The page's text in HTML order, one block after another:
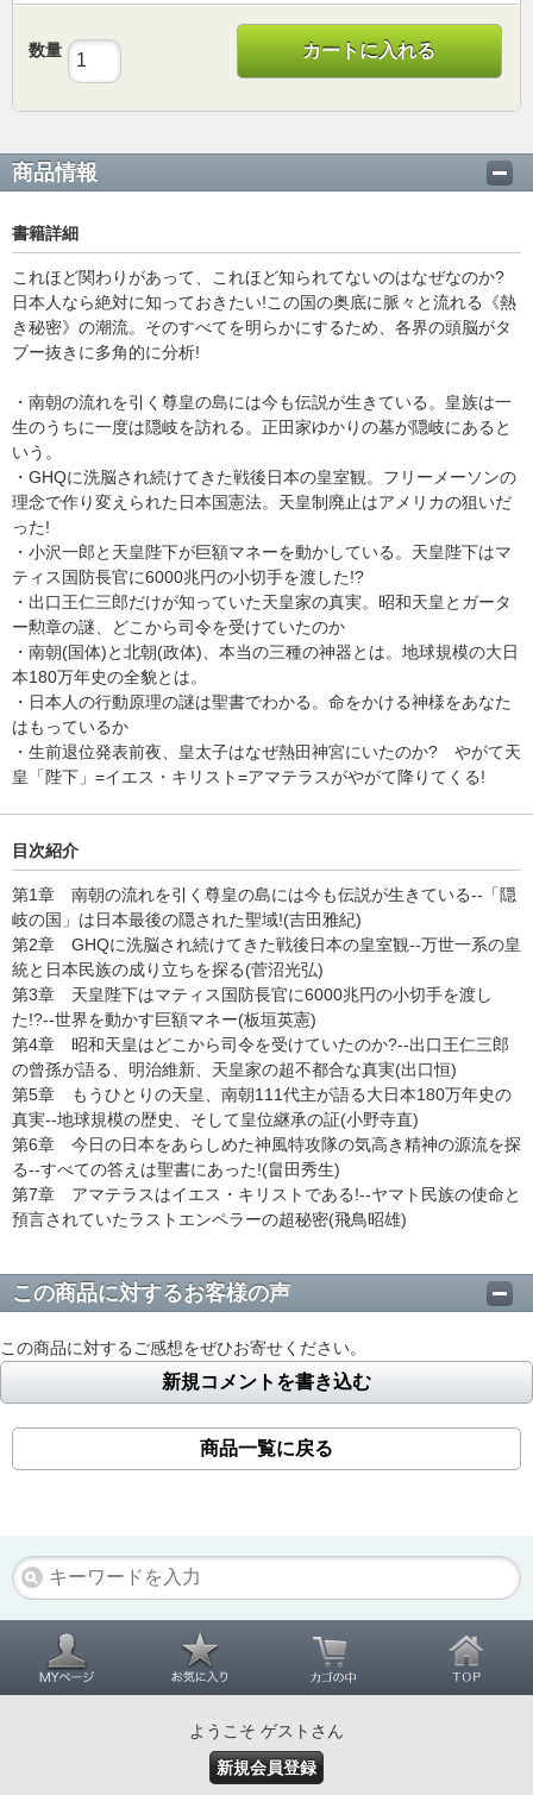
数量 カートに入れる
商品情報
書籍詳細
これほど関わりがあって、これほど知られてないのはなぜなのか?
日本人なら絶対に知っておきたい!この国の奥底に脈々と流れる《熱
き秘密》の潮流。そのすべてを明らかにするため、各界の頭脳がタ
ブー抜きに多角的に分析!
・南朝の流れを引く尊皇の島には今も伝説が生きている。皇族は一
生のうちに一度は隠岐を訪れる。正田家ゆかりの墓が隠岐にあると
いう。
・GHQに洗脳され続けてきた戦後日本の皇室観。フリーメーソンの
理念で作り変えられた日本国憲法。天皇制廃止はアメリカの狙いだ
った!
・小沢一郎と天皇陛下が巨額マネーを動かしている。天皇陛下はマ
ティス国防長官に6000兆円の小切手を渡した!?
・出口王仁三郎だけが知っていた天皇家の真実。昭和天皇とガータ
ー勲章の謎、どこから司令を受けていたのか
・南朝(国体)と北朝(政体)、本当の三種の神器とは。地球規模の大日
本180万年史の全貌とは。
・日本人の行動原理の謎は聖書でわかる。命をかける神様をあなた
はもっているか
・生前退位発表前夜、皇太子はなぜ熱田神宮にいたのか? やがて天
皇「陛下」=イエス・キリスト=アマテラスがやがて降りてくる!
目次紹介
第1章 南朝の流れを引く尊皇の島には今も伝説が生きている--「隠
岐の国」は日本最後の隠された聖域!(吉田雅紀)
第2章 GHQに洗脳され続けてきた戦後日本の皇室観--万世一系の皇
統と日本民族の成り立ちを探る(菅沼光弘)
第3章 天皇陛下はマティス国防長官に6000兆円の小切手を渡し
た!?--世界を動かす巨額マネー(板垣英憲)
第4章 昭和天皇はどこから司令を受けていたのか?--出口王仁三郎
の曾孫が語る、明治維新、天皇家の超不都合な真実(出口恒)
第5章 もうひとりの天皇、南朝111代主が語る大日本180万年史の
真実--地球規模の歴史、そして皇位継承の証(小野寺直)
第6章 今日の日本をあらしめた神風特攻隊の気高き精神の源流を探
る--すべての答えは聖書にあった!(畠田秀生)
第7章 アマテラスはイエス・キリストである!--ヤマト民族の使命と
預言されていたラストエンペラーの超秘密(飛鳥昭雄)
この商品に対するお客様の声
この商品に対するご感想をぜひお寄せください。
新規コメントを書き込む
商品一覧に戻る
ようこそ ゲストさん
新規会員登録